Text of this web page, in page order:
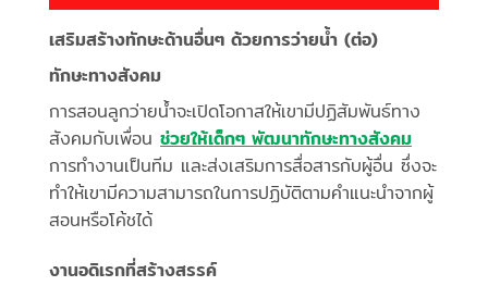
เสริมสร้างทักษะด้านอื่นๆ ด้วยการว่ายน้ำ (ต่อ)
ทักษะทางสังคม
การสอนลูกว่ายน้ำจะเปิดโอกาสให้เขามีปฏิสัมพันธ์ทาง
สังคมกับเพื่อน ช่วยให้เด็กๆ พัฒนาทักษะทางสังคม
การทำงานเป็นทีม และส่งเสริมการสื่อสารกับผู้อื่น ซึ่งจะ
ทำให้เขามีความสามารถในการปฏิบัติตามคำแนะนำจากผู้
สอนหรือโค้ชได้
งานอดิเรกที่สร้างสรรค์